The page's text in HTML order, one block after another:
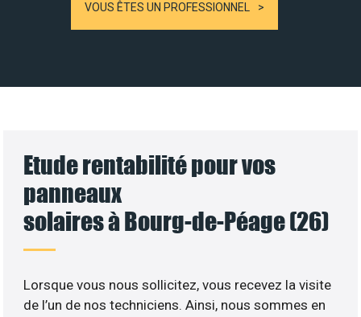
VOUS ÊTES UN PROFESSIONNEL
Etude rentabilité pour vos
panneaux
solaires à Bourg-de-Péage (26)
Lorsque vous nous sollicitez, vous recevez la visite
de l’un de nos techniciens. Ainsi, nous sommes en